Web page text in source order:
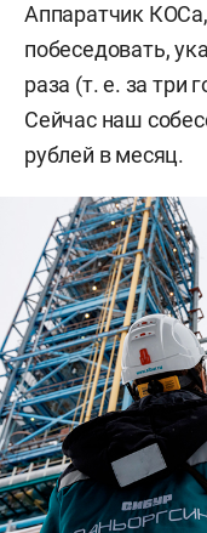
Аппаратчик
побеседовать,
раза (т. е. за три
Сейчас наш
рублей в месяц.